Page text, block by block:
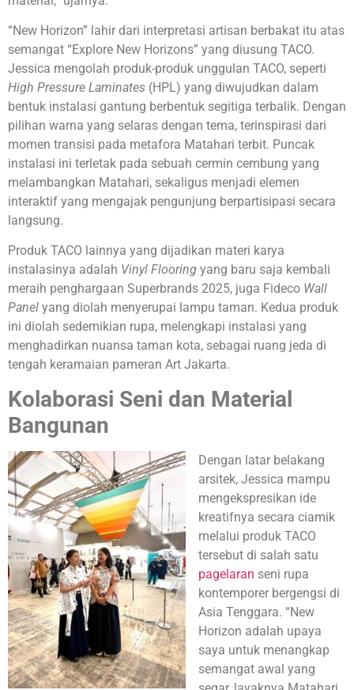
“New Horizon” lahir dari interpretasi artisan berbakat itu atas
semangat “Explore New Horizons” yang diusung TACO.
Jessica mengolah produk-produk unggulan TACO, seperti
High Pressure Laminates (HPL) yang diwujudkan dalam
bentuk instalasi gantung berbentuk segitiga terbalik. Dengan
pilihan warna yang selaras dengan tema, terinspirasi dari
momen transisi pada metafora Matahari terbit. Puncak
instalasi ini terletak pada sebuah cermin cembung yang
melambangkan Matahari, sekaligus menjadi elemen
interaktif yang mengajak pengunjung berpartisipasi secara
langsung.
Produk TACO lainnya yang dijadikan materi karya
instalasinya adalah Vinyl Flooring yang baru saja kembali
meraih penghargaan Superbrands 2025, juga Fideco Wall
Panel yang diolah menyerupai lampu taman. Kedua produk
ini diolah sedemikian rupa, melengkapi instalasi yang
menghadirkan nuansa taman kota, sebagai ruang jeda di
tengah keramaian pameran Art Jakarta.
Kolaborasi Seni dan Material
Bangunan
Dengan latar belakang
arsitek, Jessica mampu
mengekspresikan ide
kreatifnya secara ciamik
melalui produk TACO
tersebut di salah satu
pagelaran seni rupa
kontemporer bergengsi di
Asia Tenggara. “New
Horizon adalah upaya
saya untuk menangkap
semangat awal yang